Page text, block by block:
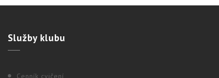
Službyklubu
Cenník cvičení